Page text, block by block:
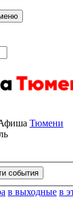
Тюмени
в выходные в